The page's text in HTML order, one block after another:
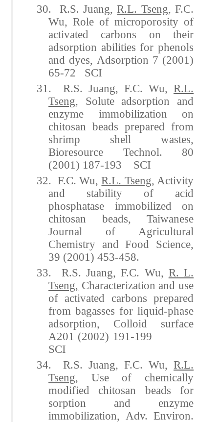
30. R.S. Juang,R.L. Tseng, F.C.
Wu, Role of microporosity of
activated carbons on their
adsorption abilities for phenols
and dyes, Adsorption 7 (2001)
65-72 SCI
31. R.S. Juang, F.C. Wu, R.L.
Tseng, Solute adsorption and
enzyme immobilization on
chitosan beads prepared from
shrimp shell wastes,
Bioresource Technol. 80
(2001) 187-193 SCI
32. F.C. Wu,R.L. Tseng, Activity
and stability of acid
phosphatase immobilized on
chitosan beads, Taiwanese
Journal of Agricultural
Chemistry and Food Science,
39 (2001) 453-458.
33. R.S. Juang, F.C. Wu, R. L.
Tseng, Characterization and use
of activated carbons prepared
from bagasses for liquid-phase
adsorption, Colloid surface
A201 (2002) 191-199
SCI
34. R.S. Juang, F.C. Wu, R.L.
Tseng, Use of chemically
modified chitosan beads for
sorption and enzyme
immobilization, Adv. Environ.